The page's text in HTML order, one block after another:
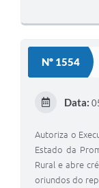
Nº 1554
Data:
Autoriza o
Estado da
Rural e abre
oriundos do